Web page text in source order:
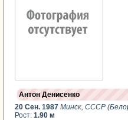
Антон Денисенко
20 Сен. 1987Минск, СССР
Рост:1.90 м